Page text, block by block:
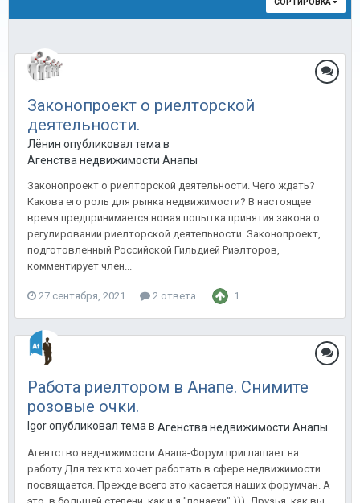
СОРТИРОВКА
Законопроект о риелторской
деятельности.
Лёнин опубликовал тема в
Агенства недвижимости Анапы
Законопроект о риелторской деятельности. Чего ждать?
Какова его роль для рынка недвижимости? В настоящее
время предпринимается новая попытка принятия закона о
регулировании риелторской деятельности. Законопроект,
подготовленный Российской Гильдией Риэлторов,
комментирует член...
27 сентября, 2021 2 ответа 1
Работа риелтором в Анапе. Снимите
розовые очки.
Igor опубликовал тема в Агенства недвижимости Анапы
Агентство недвижимости Анапа-Форум приглашает на
работу Для тех кто хочет работать в сфере недвижимости
посвящается. Прежде всего это касается наших форумчан. А